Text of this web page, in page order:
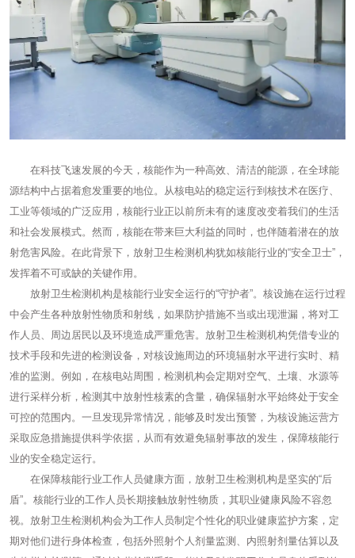
在科技飞速发展的今天，核能作为一种高效、清洁的能源，在全球能
源结构中占据着愈发重要的地位。从核电站的稳定运行到核技术在医疗、
工业等领域的广泛应用，核能行业正以前所未有的速度改变着我们的生活
和社会发展模式。然而，核能在带来巨大利益的同时，也伴随着潜在的放
射危害风险。在此背景下，放射卫生检测机构犹如核能行业的“安全卫士”，
发挥着不可或缺的关键作用。
放射卫生检测机构是核能行业安全运行的“守护者”。核设施在运行过程
中会产生各种放射性物质和射线，如果防护措施不当或出现泄漏，将对工
作人员、周边居民以及环境造成严重危害。放射卫生检测机构凭借专业的
技术手段和先进的检测设备，对核设施周边的环境辐射水平进行实时、精
准的监测。例如，在核电站周围，检测机构会定期对空气、土壤、水源等
进行采样分析，检测其中放射性核素的含量，确保辐射水平始终处于安全
可控的范围内。一旦发现异常情况，能够及时发出预警，为核设施运营方
采取应急措施提供科学依据，从而有效避免辐射事故的发生，保障核能行
业的安全稳定运行。
在保障核能行业工作人员健康方面，放射卫生检测机构是坚实的“后
盾”。核能行业的工作人员长期接触放射性物质，其职业健康风险不容忽
视。放射卫生检测机构会为工作人员制定个性化的职业健康监护方案，定
期对他们进行身体检查，包括外照射个人剂量监测、内照射剂量估算以及